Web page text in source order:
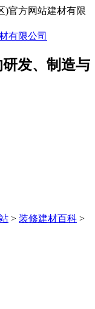
)官方网站建材有限
发、制造与
> 装修建材百科 >